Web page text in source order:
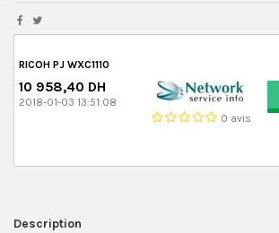
RICOH PJ WXC1110
10 958,40 DH
2018-01-03 13:51:08
0 avis
Description